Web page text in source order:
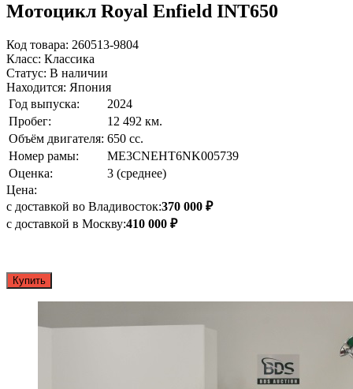
Мотоцикл Royal Enfield INT650
Код товара: 260513-9804
Класс: Классика
Статус: В наличии
Находится: Япония
Год выпуска:
2024
Пробег:
12 492 км.
Объём двигателя: 650 сс.
Номер рамы:
ME3CNEHT6NK005739
Оценка:
3 (среднее)
Цена:
с доставкой во Владивосток:370 000 ₽
с доставкой в Москву:410 000 ₽
Купить